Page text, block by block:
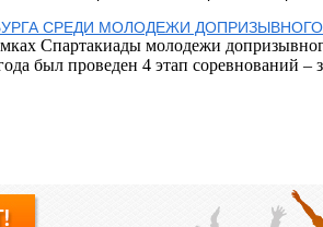
СРЕДИ МОЛОДЕЖИ
Спартакиады молодежи
был проведен 4 этап соревнований –